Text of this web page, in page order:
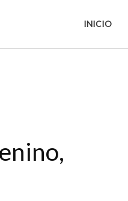
INICIO